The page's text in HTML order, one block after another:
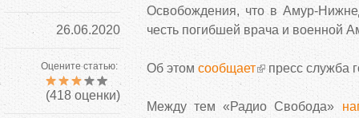
26.06.2020
Оцените статью:
(418оценки)
Освобождения, что в Амур-
честь погибшей врача и военной
Об этом сообщает пресс служба
Между тем «Радио Свобода»